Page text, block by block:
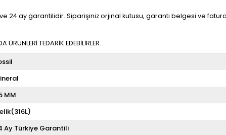
ve 24 ay garantilidir. Siparişiniz orjinal kutusu, garanti belgesi ve
TEDARİK EDEBİLİRLER..
MM
Ay Türkiye Garantili